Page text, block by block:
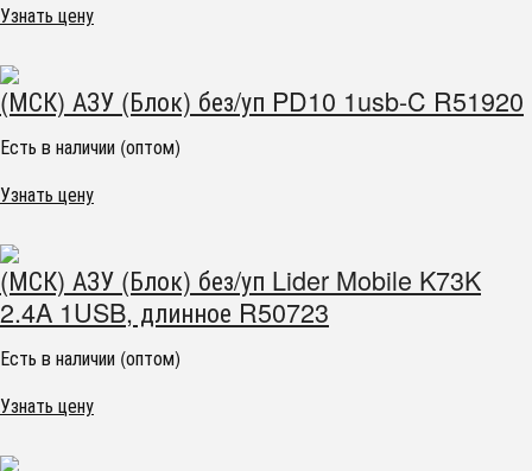
Узнать цену
(МСК) АЗУ (Блок) без/уп PD10 1usb-C R51920
Есть в наличии (оптом)
Узнать цену
(МСК) АЗУ (Блок) без/уп Lider Mobile K73K
2.4A 1USB, длинное R50723
Есть в наличии (оптом)
Узнать цену